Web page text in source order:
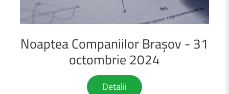
NoapteaCompaniilor Brașov - 31
octombrie 2024
Detalii